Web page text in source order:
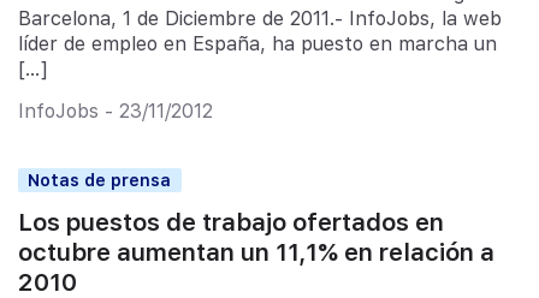
Barcelona, 1 de Diciembre de 2011.- InfoJobs, la web
líder de empleo en España, ha puesto en marcha un
[…]
InfoJobs - 23/11/2012
Notas de prensa
Los puestos de trabajo ofertados en
octubre aumentan un 11,1% en relación a
2010